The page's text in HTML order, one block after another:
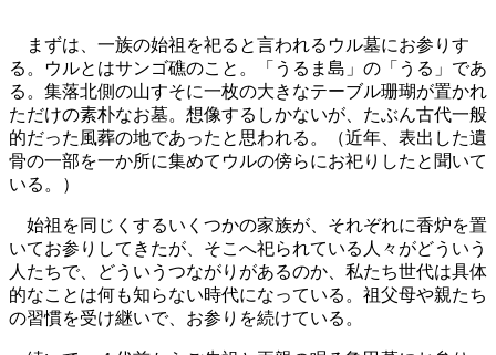
まずは、一族の始祖を祀ると言われるウル墓にお参りす
る。ウルとはサンゴ礁のこと。「うるま島」の「うる」であ
る。集落北側の山すそに一枚の大きなテーブル珊瑚が置かれ
ただけの素朴なお墓。想像するしかないが、たぶん古代一般
的だった風葬の地であったと思われる。（近年、表出した遺
骨の一部を一か所に集めてウルの傍らにお祀りしたと聞いて
いる。）
始祖を同じくするいくつかの家族が、それぞれに香炉を置
いてお参りしてきたが、そこへ祀られている人々がどういう
人たちで、どういうつながりがあるのか、私たち世代は具体
的なことは何も知らない時代になっている。祖父母や親たち
の習慣を受け継いで、お参りを続けている。